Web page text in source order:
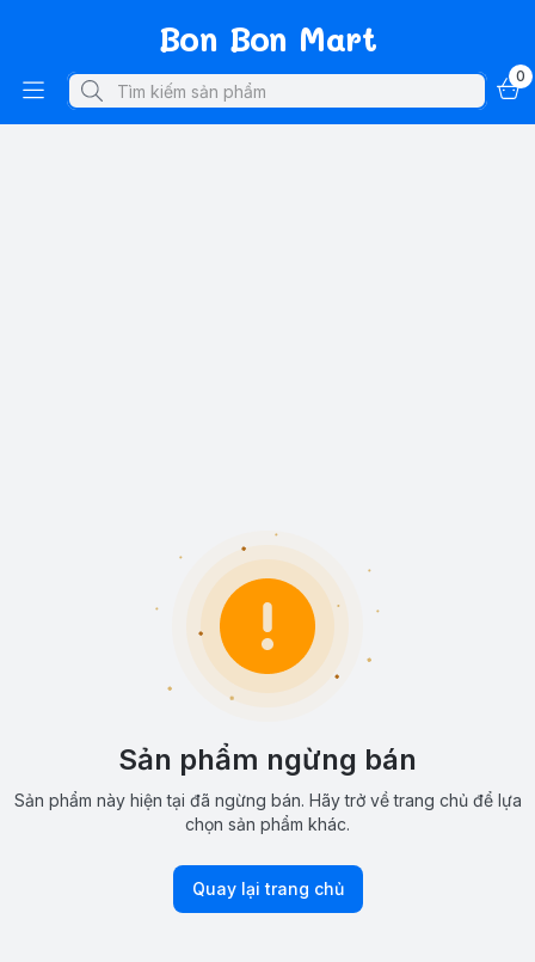
Bon Bon Mart
0
Sản phẩm ngừng bán
Sản phẩm này hiện tại đã ngừng bán. Hãy trở về trang chủ để lựa
chọn sản phẩm khác.
Quay lại trang chủ